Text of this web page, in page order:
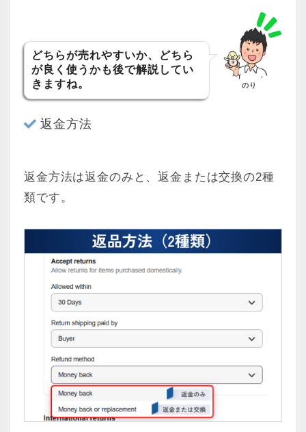
どちらが売れやすいか、どちら
が良く使うかも後で解説してい
きますね。
のり
返金方法
返金方法は返金のみと、返金または交換の2種
類です。